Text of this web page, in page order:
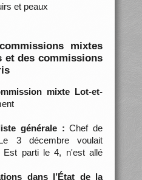
et peaux
mixtes
et des commissions
mixte Lot-et-
générale : Chef de
3 décembre voulait
Est parti le 4, n'est allé
dans l’État de la